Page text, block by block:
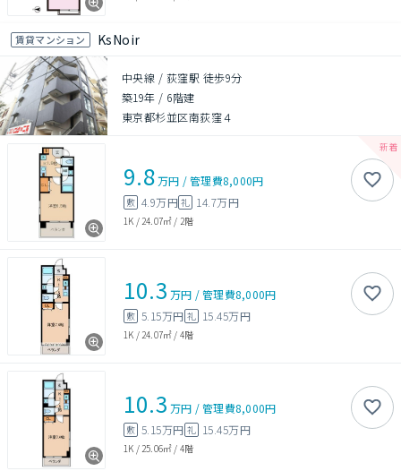
賃貸マンション KsNoir
中央線 / 荻窪駅 徒歩9分
築19年 / 6階建
東京都杉並区南荻窪４
9.8万円 /管理費8,000円
敷 4.9万円礼 14.7万円
1K / 24.07㎡ / 2階
10.3 万円 /管理費8,000円
敷 5.15万円 礼 15.45万円
1K / 24.07㎡ / 4階
10.3 万円 /管理費8,000円
敷 5.15万円 礼 15.45万円
1K / 25.06㎡ / 4階